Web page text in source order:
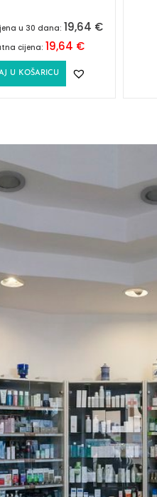
u 30 dana: 19,64 €
cijena: 19,64 €
U KOŠARICU